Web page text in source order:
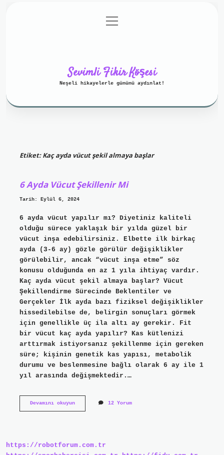
Gizlilik Politikası
menüyü
aç
Sevimli Fikir Köşesi
Neşeli hikayelerle gününü aydınlat!
Etiket:Kaç ayda vücut şekil almaya başlar
6 Ayda Vücut Şekillenir Mi
Tarih: Eylül 6, 2024
6 ayda vücut yapılır mı? Diyetiniz kaliteli
olduğu sürece yaklaşık bir yılda güzel bir
vücut inşa edebilirsiniz. Elbette ilk birkaç
ayda (3-6 ay) gözle görülür değişiklikler
görülebilir, ancak “vücut inşa etme” söz
konusu olduğunda en az 1 yıla ihtiyaç vardır.
Kaç ayda vücut şekil almaya başlar? Vücut
Şekillendirme Sürecinde Beklentiler ve
Gerçekler İlk ayda bazı fiziksel değişiklikler
hissedilebilse de, belirgin sonuçları görmek
için genellikle üç ila altı ay gerekir. Fit
bir vücut kaç ayda yapılır? Kas kütlenizi
arttırmak istiyorsanız şekillenme için gereken
süre; kişinin genetik kas yapısı, metabolik
durumu ve beslenmesine bağlı olarak 6 ay ile 1
yıl arasında değişmektedir.…
Devamını okuyun6
12 Yorum
https://robotforum.com.tr